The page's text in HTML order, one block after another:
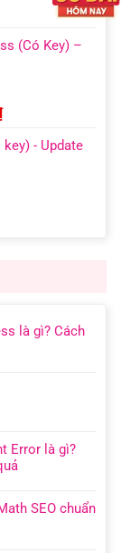
(Có Key) –
Khoảng
từ
- Update
là gì? Cách
Error là gì?
SEO chuẩn